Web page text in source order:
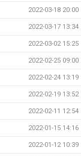
2022-03-18 20:00
2022-03-17 13:34
2022-03-02 15:25
2022-02-25 09:00
2022-02-24 13:19
2022-02-19 13:52
2022-02-11 12:54
2022-01-15 14:16
2022-01-12 10:39